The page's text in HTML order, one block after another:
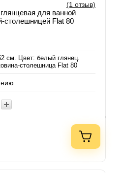
(1 отзыв)
для ванной
столешницей Flat 80
см. Цвет: белый глянец.
столешница Flat 80